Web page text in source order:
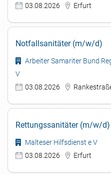
03.08.2026
Erfurt
Notfallsanitäter (m/w/d)
Arbeiter Samariter Bund
V
03.08.2026
Rettungssanitäter (m/w/d)
Malteser Hilfsdienst e V
03.08.2026
Erfurt